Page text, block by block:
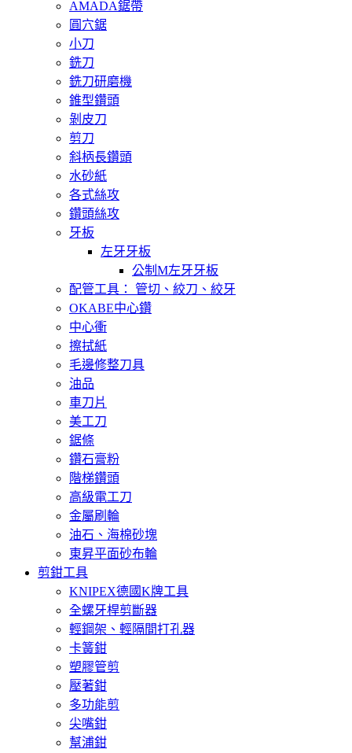
AMADA鋸帶
圓穴鋸
小刀
銑刀
銑刀研磨機
錐型鑽頭
剝皮刀
剪刀
斜柄長鑽頭
水砂紙
各式絲攻
鑽頭絲攻
牙板
左牙牙板
公制M左牙牙板
配管工具： 管切、絞刀、絞牙
OKABE中心鑽
中心衝
擦拭紙
毛邊修整刀具
油品
車刀片
美工刀
鋸條
鑽石膏粉
階梯鑽頭
高級電工刀
金屬刷輪
油石、海棉砂塊
東昇平面砂布輪
剪鉗工具
KNIPEX德國K牌工具
全螺牙桿剪斷器
輕鋼架、輕隔間打孔器
卡簧鉗
塑膠管剪
壓著鉗
多功能剪
尖嘴鉗
幫浦鉗